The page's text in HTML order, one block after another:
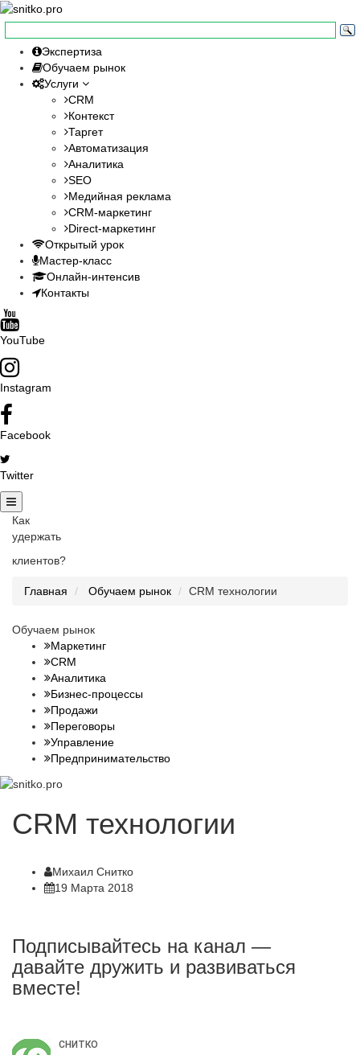
Экспертиза
Обучаем рынок
Услуги
CRM
Контекст
Таргет
Автоматизация
Аналитика
SEO
Медийная реклама
CRM-маркетинг
Direct-маркетинг
Открытый урок
Мастер-класс
Онлайн-интенсив
Контакты
YouTube
Instagram
Facebook
Twitter
Как
удержать
клиентов?
Главная Обучаем рынок CRM технологии
Обучаем рынок
Маркетинг
CRM
Аналитика
Бизнес-процессы
Продажи
Переговоры
Управление
Предпринимательство
CRM технологии
Михаил Снитко
19 Марта 2018
Подписывайтесь на канал —
давайте дружить и развиваться
вместе!